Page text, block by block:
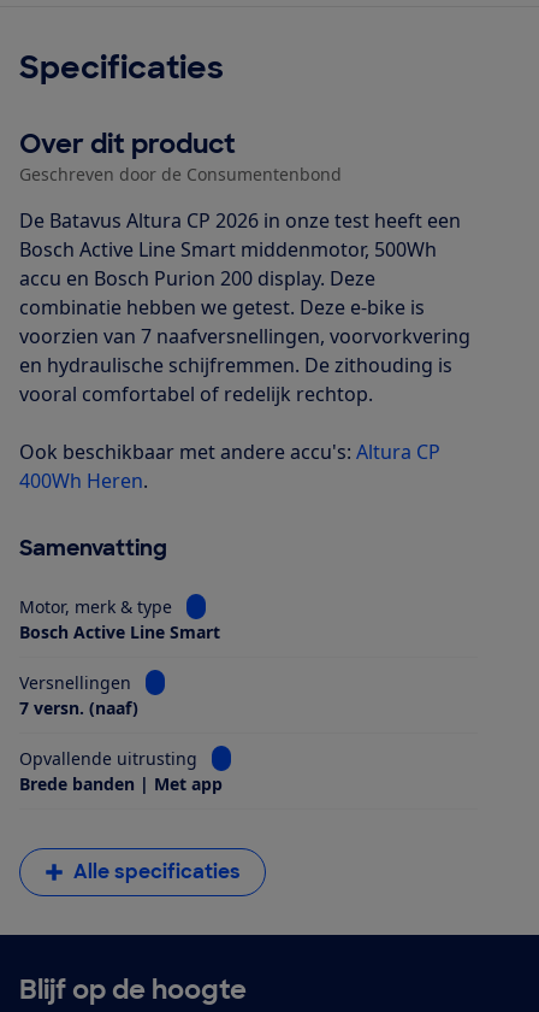
Specificaties
Over dit product
Geschreven door de Consumentenbond
De Batavus Altura CP 2026 in onze test heeft een
Bosch Active Line Smart middenmotor, 500Wh
accu en Bosch Purion 200 display. Deze
combinatie hebben we getest. Deze e-bike is
voorzien van 7 naafversnellingen, voorvorkvering
en hydraulische schijfremmen. De zithouding is
vooral comfortabel of redelijk rechtop.
Ook beschikbaar met andere accu's: Altura CP
400Wh Heren.
Samenvatting
Motor, merk & type
Bekijk informatie voor Motor, merk & type
Bosch Active Line Smart
Versnellingen
Bekijk informatie voor Versnellingen
7 versn. (naaf)
Opvallende uitrusting
Bekijk informatie voor Opvallende
Brede banden | Met app
Alle specificaties
Blijf op de hoogte